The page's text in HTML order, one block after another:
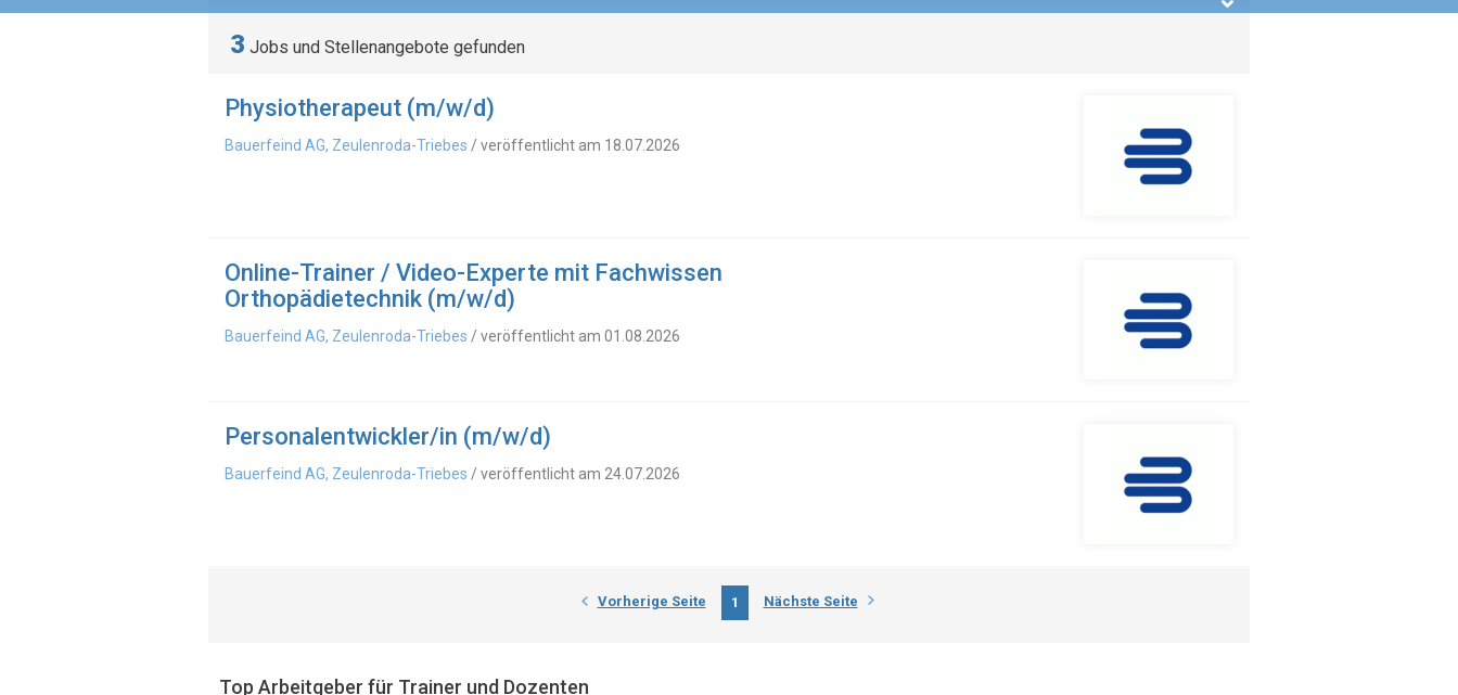
3 Jobs und Stellenangebote gefunden
Physiotherapeut (m/w/d)
Bauerfeind AG, Zeulenroda-Triebes / veröffentlicht am 18.07.2026
Online-Trainer / Video-Experte mit Fachwissen
Orthopädietechnik (m/w/d)
Bauerfeind AG, Zeulenroda-Triebes / veröffentlicht am 01.08.2026
Personalentwickler/in (m/w/d)
Bauerfeind AG, Zeulenroda-Triebes / veröffentlicht am 24.07.2026
Vorherige Seite 1 Nächste Seite
Top Arbeitgeber für Trainer und Dozenten